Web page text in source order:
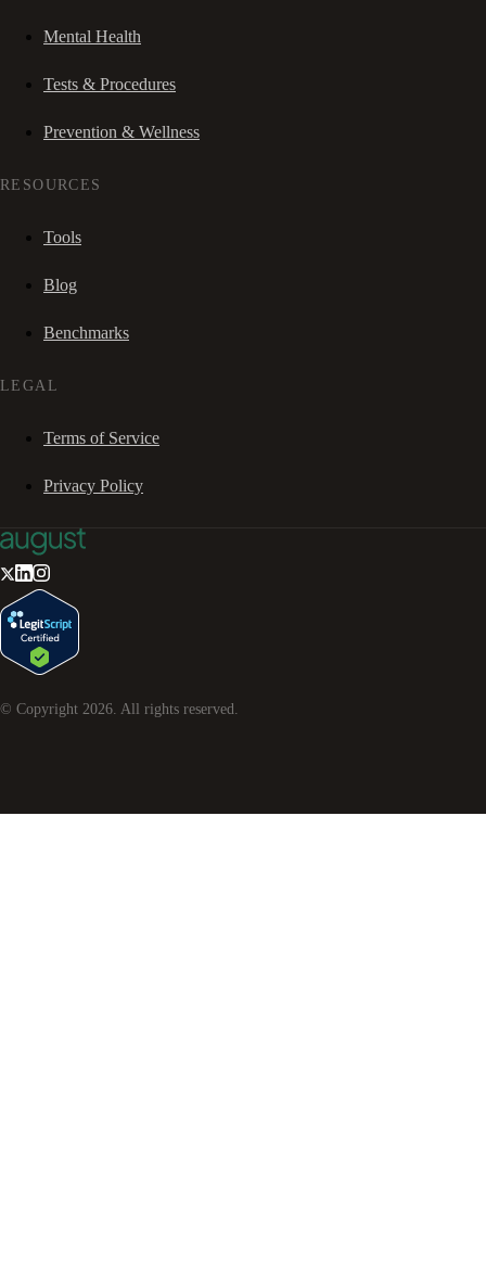
Mental Health
Tests & Procedures
Prevention & Wellness
RESOURCES
Tools
Blog
Benchmarks
LEGAL
Terms of Service
Privacy Policy
© Copyright 2026 . All rights reserved.